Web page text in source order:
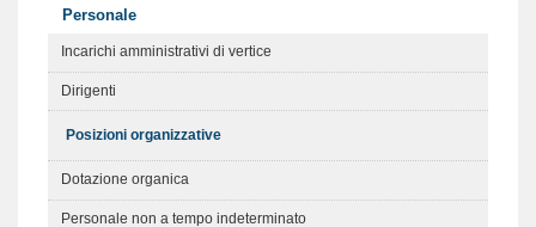
Personale
Incarichi amministrativi di vertice
Dirigenti
Posizioni organizzative
Dotazione organica
Personale non a tempo indeterminato